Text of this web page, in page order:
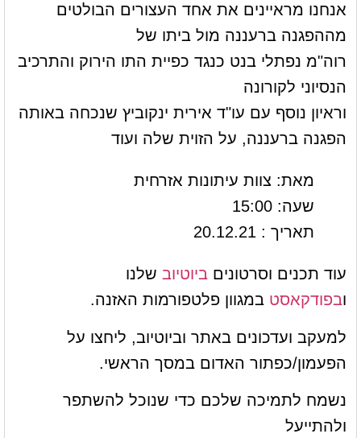
אנחנו מראיינים את אחד העצורים הבולטים
מההפגנה ברעננה מול ביתו של
רוה"מ נפתלי בנט כנגד כפיית התו הירוק והתרכיב
הנסיוני לקורונה
וראיון נוסף עם עו"ד אירית ינקוביץ שנכחה באותה
הפגנה ברעננה, על הזוית שלה ועוד
מאת: צוות עיתונות אזרחית
שעה: 15:00
תאריך : 20.12.21
עוד תכנים וסרטונים ביוטיוב שלנו
ובפודקאסט במגוון פלטפורמות האזנה.
למעקב ועדכונים באתר וביוטיוב, ליחצו על
הפעמון/כפתור האדום במסך הראשי.
נשמח לתמיכה שלכם כדי שנוכל להשתפר
ולהתייעל